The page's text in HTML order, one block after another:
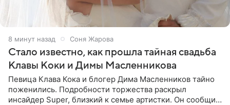
8 минут назад Соня Жарова
Стало известно, как прошла тайная свадьба
Клавы Коки и Димы Масленникова
Певица Клава Кока и блогер Дима Масленников тайно
поженились. Подробности торжества раскрыл
инсайдер Super, близкий к семье артистки. Он сообщил,